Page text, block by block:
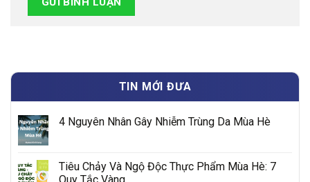
TIN MỚI ĐƯA
4 Nguyên Nhân Gây Nhiễm Trùng Da Mùa Hè
Tiêu Chảy Và Ngộ Độc Thực Phẩm Mùa Hè: 7